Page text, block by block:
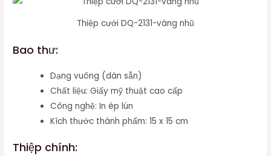
Thiệp cưới DQ-2131-vàng nhũ
Bao thư:
Dạng vuông (dán sẵn)
Chất liệu: Giấy mỹ thuật cao cấp
Công nghệ: In ép lún
Kích thước thành phẩm: 15 x 15 cm
Thiệp chính: